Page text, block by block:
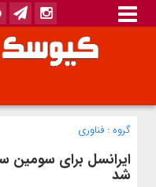
گروه : فناوری
ایرانسل برای سومین
شد